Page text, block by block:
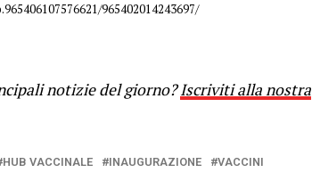
965402014243697/
notizie del giorno?Iscriviti alla nostra
HUB VACCINALE INAUGURAZIONE VACCINI